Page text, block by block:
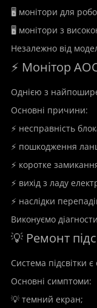
🖥️ монітори для
🖥️ монітори з
Незалежно від
⚡ Монітор
Однією з
Основні причини:
⚡ несправність
⚡ пошкодження
⚡ коротке
⚡ вихід з ладу
⚡ наслідки
Виконуємо
💡 Ремонт
Система підсвітки
Основні симптоми:
💡 темний екран;